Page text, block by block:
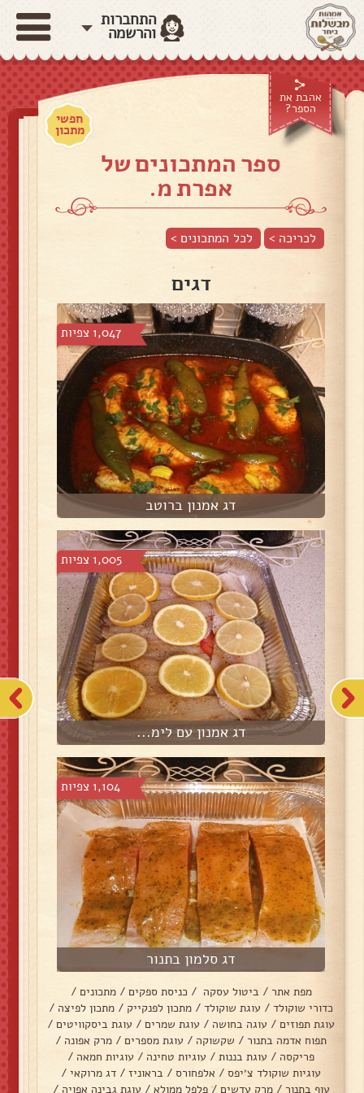
התחברות
והרשמה
אהבת את
הספר?
חפשי
מתכון
ספר המתכונים של
אפרת מ.
לכריכה > לכל המתכונים >
דגים
1,047 צפיות
דג אמנון ברוטב
1,005 צפיות
דג אמנון עם לימ...
1,104 צפיות
דג סלמון בתנור
מפת אתר / ביטול עסקה / כניסת ספקים / מתכונים /
כדורי שוקולד / עוגת שוקולד / מתכון לפנקייק / מתכון לפיצה /
עוגת תפוזים / עוגה בחושה / עוגת שמרים / עוגת ביסקוויטים /
תפוח אדמה בתנור / שקשוקה / עוגת מספרים / מרק אפונה /
פריקסה / עוגת בננות / עוגיות טחינה / עוגיות חמאה /
עוגיות שוקולד צ׳יפס / אלפחורס / בראוניז / דג מרוקאי /
עוף בתנור / מרק עדשים / פלפל ממולא / עוגת גבינה אפויה /